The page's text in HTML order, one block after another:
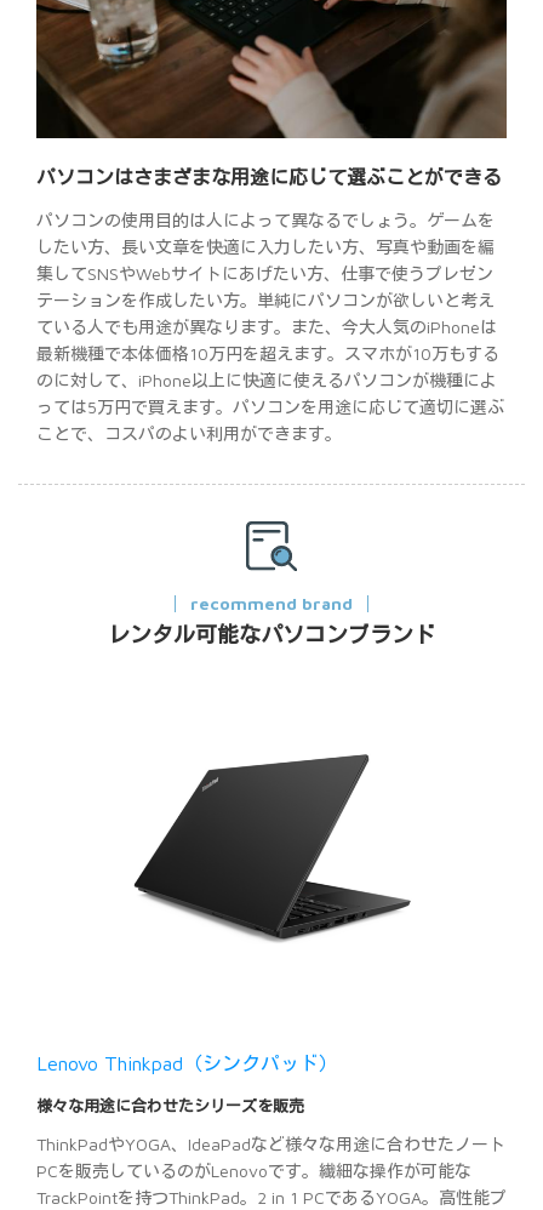
パソコンはさまざまな用途に応じて選ぶことができる
パソコンの使用目的は人によって異なるでしょう。ゲームを
したい方、長い文章を快適に入力したい方、写真や動画を編
集してSNSやWebサイトにあげたい方、仕事で使うプレゼン
テーションを作成したい方。単純にパソコンが欲しいと考え
ている人でも用途が異なります。また、今大人気のiPhoneは
最新機種で本体価格10万円を超えます。スマホが10万もする
のに対して、iPhone以上に快適に使えるパソコンが機種によ
っては5万円で買えます。パソコンを用途に応じて適切に選ぶ
ことで、コスパのよい利用ができます。
recommend brand
レンタル可能なパソコンブランド
Lenovo Thinkpad（シンクパッド）
様々な用途に合わせたシリーズを販売
ThinkPadやYOGA、IdeaPadなど様々な用途に合わせたノート
PCを販売しているのがLenovoです。繊細な操作が可能な
TrackPointを持つThinkPad。2 in 1 PCであるYOGA。高性能プ